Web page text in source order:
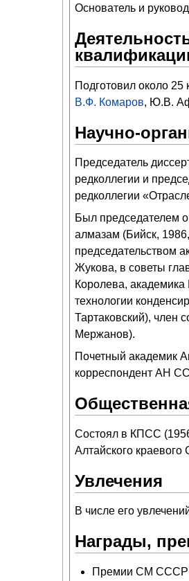
Основатель и
Подготовил около
В.Ф. Комаров, Ю.В.
Научно-
Председатель
редколлегии и
редколлегии
Был председателем
алмазам (Бийск,
председательством
Жукова, в советы
Королева,
технологии
Тартаковский), член
Мержанов).
Почетный академик
корреспондент АН
Состоял в КПСС
Алтайского
Увлечения
В числе его
Награды,
Премии СМ СССР